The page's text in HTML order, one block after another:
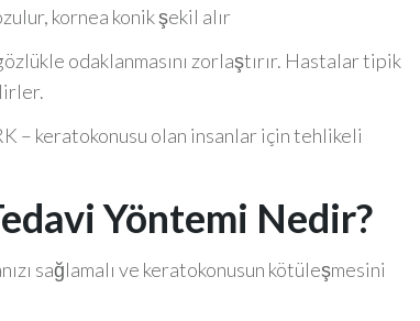
kornea konik şekil alır
odaklanmasını zorlaştırır. Hastalar tipik
– keratokonusu olan insanlar için tehlikeli
Yöntemi Nedir?
sağlamalı ve keratokonusun kötüleşmesini